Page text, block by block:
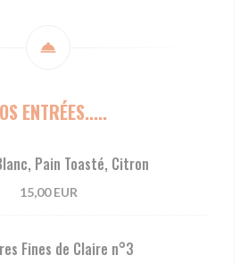
ENTRÉES.....
Pain Toasté, Citron
15,00 EUR
Fines de Claire n°3